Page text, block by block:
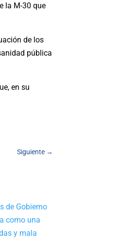
la M-30 que
de los
pública
en su
Siguiente→